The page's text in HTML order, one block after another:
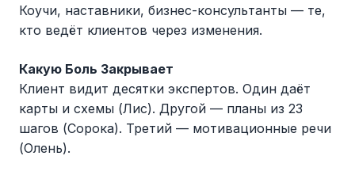
Коучи, наставники, бизнес-консультанты — те,
кто ведёт клиентов через изменения.
Какую Боль Закрывает
Клиент видит десятки экспертов. Один даёт
карты и схемы (Лис). Другой — планы из 23
шагов (Сорока). Третий — мотивационные речи
(Олень).